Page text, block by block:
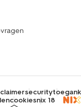
security
cookiesnix 18